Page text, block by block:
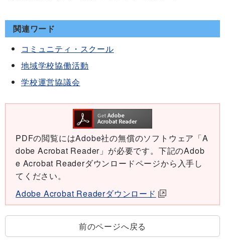
関連ワード
コミュニティ・スクール
地域学校協働活動
学校運営協議会
PDFの閲覧にはAdobe社の無償のソフトウェア「A
dobe Acrobat Reader」が必要です。下記のAdob
e Acrobat Readerダウンロードページから入手し
てください。
Adobe Acrobat Readerダウンロード
前のページへ戻る